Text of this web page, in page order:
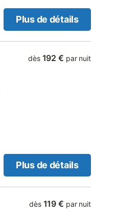
Plus de détails
dès 192 € par nuit
Plus de détails
dès 119 € par nuit